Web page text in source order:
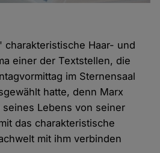
charakteristische Haar- und
einer der Textstellen, die
im Sternensaal
hatte, denn Marx
Lebens von seiner
das charakteristische
mit ihm verbinden